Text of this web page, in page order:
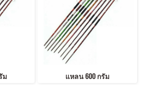
ม แหลน 600 กรัม